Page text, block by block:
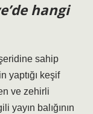
hangi
sahip
yaptığı keşif
ve zehirli
yayın balığının